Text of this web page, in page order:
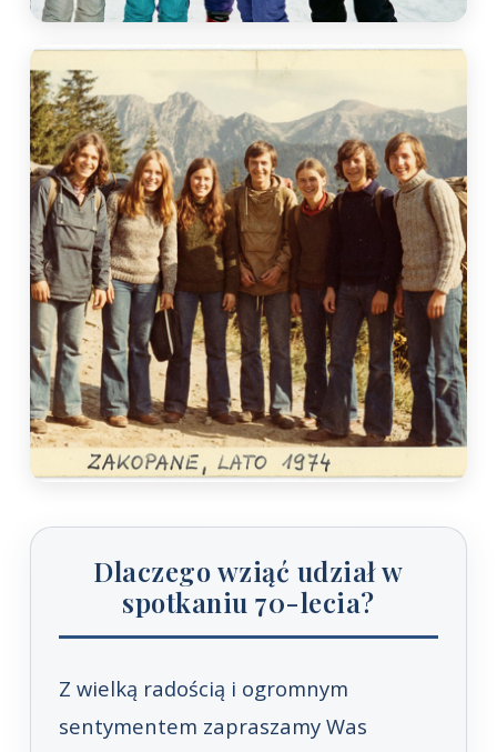
Dlaczego wziąć udział w
spotkaniu 70-lecia?
Z wielką radością i ogromnym
sentymentem zapraszamy Was